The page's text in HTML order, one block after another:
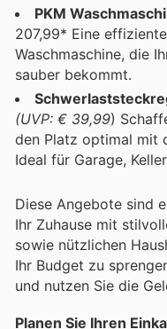
PKM
207,99* Eine
Waschmaschine, die
sauber bekommt.
(UVP: € 39,99)
den Platz optimal mit
Ideal für Garage,
Diese Angebote sind
Ihr Zuhause mit
sowie nützlichen
Ihr Budget zu
und nutzen Sie die
Planen Sie Ihren